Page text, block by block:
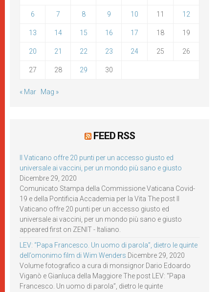
6 7 8 9 10 11 12
13 14 15 16 17 18 19
20 21 22 23 24 25 26
27 28 29 30
« Mar Mag »
FEED RSS
Il Vaticano offre 20 punti per un accesso giusto ed
universale ai vaccini, per un mondo più sano e giusto
Dicembre 29, 2020
Comunicato Stampa della Commissione Vaticana Covid-
19 e della Pontificia Accademia per la Vita The post Il
Vaticano offre 20 punti per un accesso giusto ed
universale ai vaccini, per un mondo più sano e giusto
appeared first on ZENIT - Italiano.
LEV: “Papa Francesco. Un uomo di parola”, dietro le quinte
dell’omonimo film di Wim Wenders Dicembre 29, 2020
Volume fotografico a cura di monsignor Dario Edoardo
Viganò e Gianluca della Maggiore The post LEV: “Papa
Francesco. Un uomo di parola”, dietro le quinte